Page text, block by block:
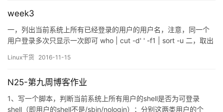
week3
一，列出当前系统上所有已经登录的用户的用户名，注意，同一个
用户登录多次只显示一次即可 who | cut -d' ' -f1 | sort -u 二，取出
Linux干货 2016-11-15
N25-第九周博客作业
1、写一个脚本，判断当前系统上所有用户的shell是否为可登录
shell（即用户的shell不是/sbin/nologin）；分别这两类用户的个